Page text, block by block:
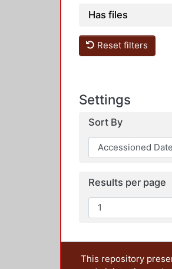
Has files
Reset filters
Settings
Sort By
Results per page
This repository